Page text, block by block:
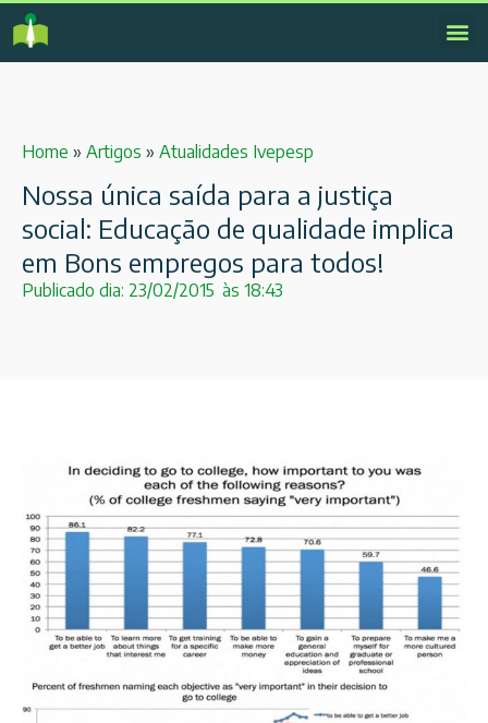
Home » Artigos » Atualidades Ivepesp
Nossa única saída para a justiça
social: Educação de qualidade implica
em Bons empregos para todos!
Publicado dia: 23/02/2015 às 18:43